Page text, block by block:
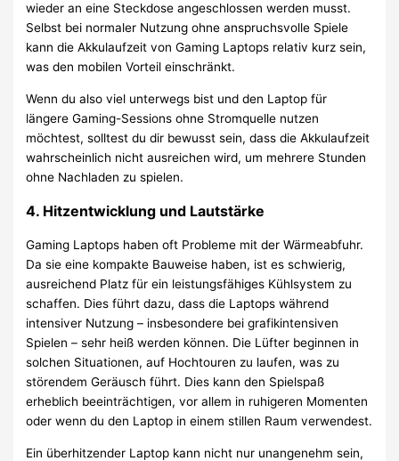
wieder an eine Steckdose angeschlossen werden musst.
Selbst bei normaler Nutzung ohne anspruchsvolle Spiele
kann die Akkulaufzeit von Gaming Laptops relativ kurz sein,
was den mobilen Vorteil einschränkt.
Wenn du also viel unterwegs bist und den Laptop für
längere Gaming-Sessions ohne Stromquelle nutzen
möchtest, solltest du dir bewusst sein, dass die Akkulaufzeit
wahrscheinlich nicht ausreichen wird, um mehrere Stunden
ohne Nachladen zu spielen.
4. Hitzentwicklung und Lautstärke
Gaming Laptops haben oft Probleme mit der Wärmeabfuhr.
Da sie eine kompakte Bauweise haben, ist es schwierig,
ausreichend Platz für ein leistungsfähiges Kühlsystem zu
schaffen. Dies führt dazu, dass die Laptops während
intensiver Nutzung – insbesondere bei grafikintensiven
Spielen – sehr heiß werden können. Die Lüfter beginnen in
solchen Situationen, auf Hochtouren zu laufen, was zu
störendem Geräusch führt. Dies kann den Spielspaß
erheblich beeinträchtigen, vor allem in ruhigeren Momenten
oder wenn du den Laptop in einem stillen Raum verwendest.
Ein überhitzender Laptop kann nicht nur unangenehm sein,